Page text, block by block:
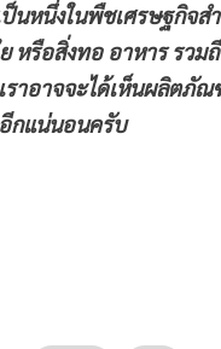
นหนึ่งในพืชเศรษฐกิจส
หรือสิ่งทอ อาหาร รวม
ราอาจจะได้เห็นผลิตภั
กแน่นอนครับ